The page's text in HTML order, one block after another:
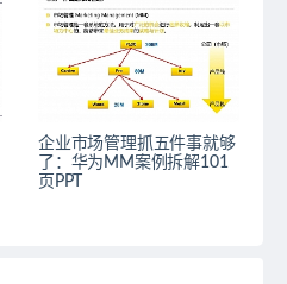
企业市场管理抓五件事就够
了：华为MM案例拆解101
页PPT